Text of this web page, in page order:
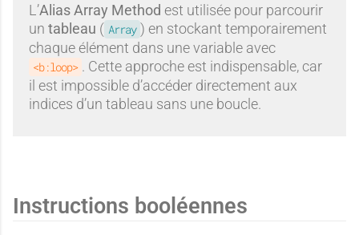
L’Alias Array Method est utilisée pour parcourir
un tableau ( Array ) en stockant temporairement
chaque élément dans une variable avec
<b:loop> . Cette approche est indispensable, car
il est impossible d’accéder directement aux
indices d’un tableau sans une boucle.
Instructions booléennes